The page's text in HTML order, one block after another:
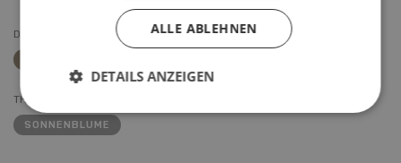
DOSSIERS
THEMEN
SONNENBLUME
ALLE ABLEHNEN
DETAILS ANZEIGEN